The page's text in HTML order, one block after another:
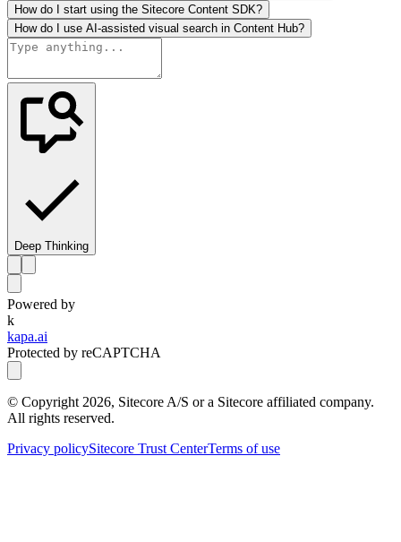
How do I start using the Sitecore Content SDK?
How do I use AI-assisted visual search in Content Hub?
Deep Thinking
Powered by
k
kapa.ai
Protected by reCAPTCHA
© Copyright 2026, Sitecore A/S or a Sitecore affiliated company.
All rights reserved.
Privacy policySitecore Trust CenterTerms of use